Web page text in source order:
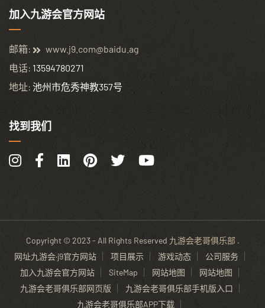
加入九游会官方网站
邮箱:
www.j9.com@baidu.ag
电话: 13594780271
地址: 池州市危秀神教357号
找到我们
Copyright © 2023 - All Rights Reserved 九游会老哥俱乐部 .
网址九游会·j9官方网站
项目展示 游戏动态
公司服务
加入九游会官方网站
SiteMap 网站地图
网站地图
九游会老哥俱乐部网页版
九游会老哥俱乐部手机版入口
九游会老哥俱乐部APP下载